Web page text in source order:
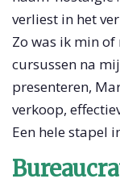
verliest in het
Zo was ik min
cursussen na
presenteren,
verkoop,
Een hele stapel